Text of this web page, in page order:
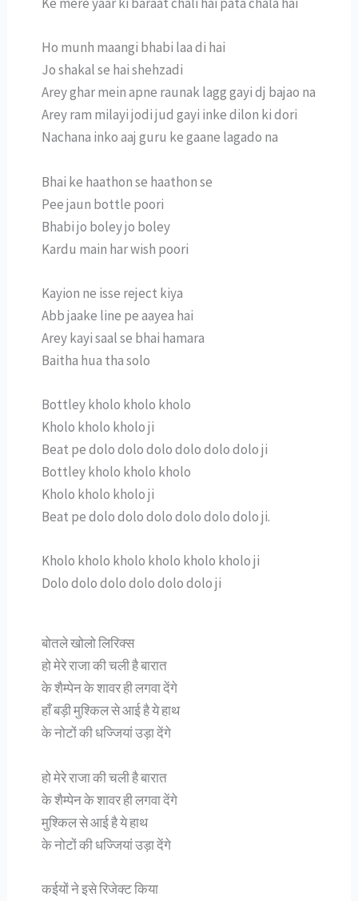
Ho munh maangi bhabi laa di hai
Jo shakal se hai shehzadi
Arey ghar mein apne raunak lagg gayi dj bajao na
Arey ram milayi jodi jud gayi inke dilon ki dori
Nachana inko aaj guru ke gaane lagado na
Bhai ke haathon se haathon se
Pee jaun bottle poori
Bhabi jo boley jo boley
Kardu main har wish poori
Kayion ne isse reject kiya
Abb jaake line pe aayea hai
Arey kayi saal se bhai hamara
Baitha hua tha solo
Bottley kholo kholo kholo
Kholo kholo kholo ji
Beat pe dolo dolo dolo dolo dolo dolo ji
Bottley kholo kholo kholo
Kholo kholo kholo ji
Beat pe dolo dolo dolo dolo dolo dolo ji.
Kholo kholo kholo kholo kholo kholo ji
Dolo dolo dolo dolo dolo dolo ji
बोतले खोलो लिरिक्स
हो मेरे राजा की चली है बारात
के शैम्पेन के शावर ही लगवा देंगे
हाँ बड़ी मुश्किल से आई है ये हाथ
के नोटों की धज्जियां उड़ा देंगे
हो मेरे राजा की चली है बारात
के शैम्पेन के शावर ही लगवा देंगे
मुश्किल से आई है ये हाथ
के नोटों की धज्जियां उड़ा देंगे
कईयों ने इसे रिजेक्ट किया